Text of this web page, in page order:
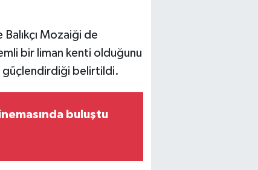
Mozaiği de
bir liman kenti olduğunu
güçlendirdiği belirtildi.
buluştu